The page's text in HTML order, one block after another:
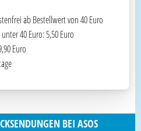
ab Bestellwert von 40 Euro
40 Euro: 5,50 Euro
Euro
BEI ASOS